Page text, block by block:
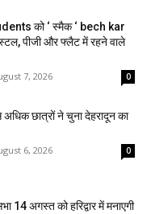
को ‘ स्मैक ‘ bech kar
पीजी और फ्लैट में रहने वाले
7, 2026 0
छात्रों ने चुना देहरादून का
6, 2026 0
14 अगस्त को हरिद्वार में मनाएगी